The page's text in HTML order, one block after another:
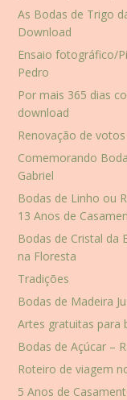
As Bodas de Trigo
Download
Ensaio fotográfico/
Pedro
Por mais 365 dias
download
Renovação de
Comemorando
Gabriel
Bodas de Linho ou
13 Anos de
Bodas de Cristal da
na Floresta
Tradições
Bodas de Madeira
Artes gratuitas para
Bodas de Açúcar –
Roteiro de viagem
5 Anos de